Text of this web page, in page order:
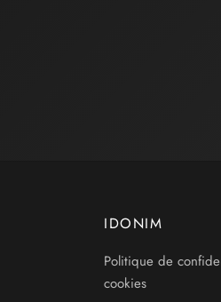
IDONIM
Politique de
cookies